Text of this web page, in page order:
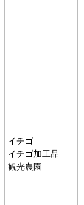
イチゴ
イチゴ加工品
観光農園